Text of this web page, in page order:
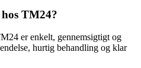
TM24?
er enkelt, gennemsigtigt og
hurtig behandling og klar